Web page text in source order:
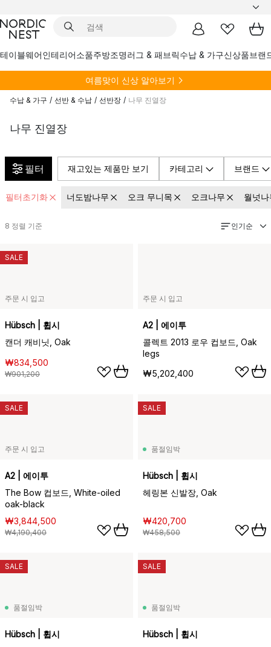
테이블웨어인테리어소품주방조명러그 & 패브릭수납 & 가구신상품브랜
여름맞이 신상 알아보기
수납 & 가구 / 선반 & 수납 / 선반장 / 나무 진열장
나무 진열장
필터 재고있는 제품만 보기 카테고리 브랜드
필터초기화 너도밤나무 오크 무니목 오크나무 월넛
8 정렬 기준 인기순
주문 시 입고
Hübsch | 휩시
캔더 캐비닛, Oak
₩834,500
₩901,200
SALE
주문 시 입고
A2 | 에이투
콜렉트 2013 로우 컵보드, Oak
legs
₩5,202,400
주문 시 입고
A2 | 에이투
The Bow 컵보드, White-oiled
oak-black
₩3,844,500
₩4,190,400
SALE
품절임박
Hübsch | 휩시
헤링본 신발장, Oak
₩420,700
₩458,500
SALE
품절임박
Hübsch | 휩시
SALE
품절임박
Hübsch | 휩시
SALE